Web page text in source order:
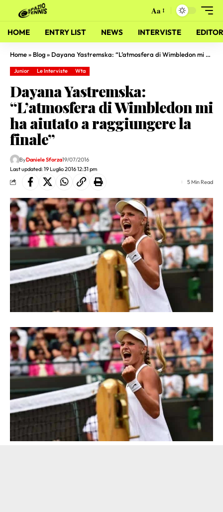
Aa
HOME ENTRY LIST NEWS INTERVISTE
Home» Blog» Dayana Yastremska: “L’atmosfera di Wimbledon mi ha aiutato a raggiungere la finale”
Junior Le Interviste Wta
Dayana Yastremska:
“L’atmosfera di Wimbledon mi
ha aiutato a raggiungere la
finale”
Last updated: 19 Luglio 2016 12:31 pm
ByDaniele Sforza19/07/2016
5 Min Read